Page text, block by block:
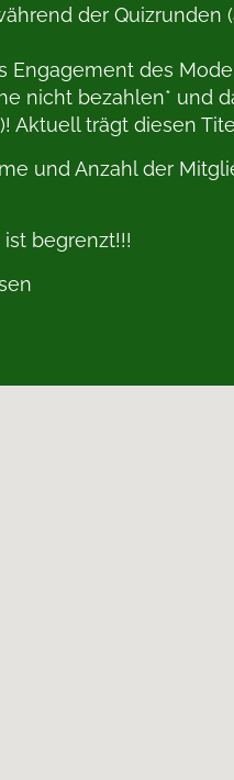
der
Engagement des
nicht bezahlen* und
trägt diesen
und Anzahl der
begrenzt!!!